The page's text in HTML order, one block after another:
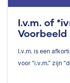
I.v.m. of
Voorbeeld
I.v.m. is een
voor "i.v.m." zijn